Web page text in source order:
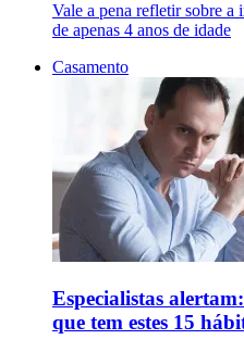
Vale a pena refletir sobre a
de apenas 4 anos de idade
Casamento
Especialistas
que tem estes 15